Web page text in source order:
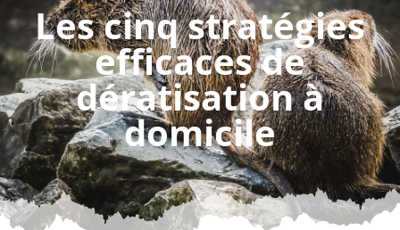
Les cinq stratégies
efficaces de
dératisation à
domicile